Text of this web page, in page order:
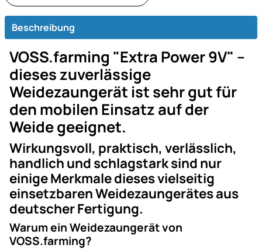
Beschreibung
VOSS.farming "Extra Power 9V" –
dieses zuverlässige
Weidezaungerät ist sehr gut für
den mobilen Einsatz auf der
Weide geeignet.
Wirkungsvoll, praktisch, verlässlich,
handlich und schlagstark sind nur
einige Merkmale dieses vielseitig
einsetzbaren Weidezaungerätes aus
deutscher Fertigung.
Warum ein Weidezaungerät von
VOSS.farming?